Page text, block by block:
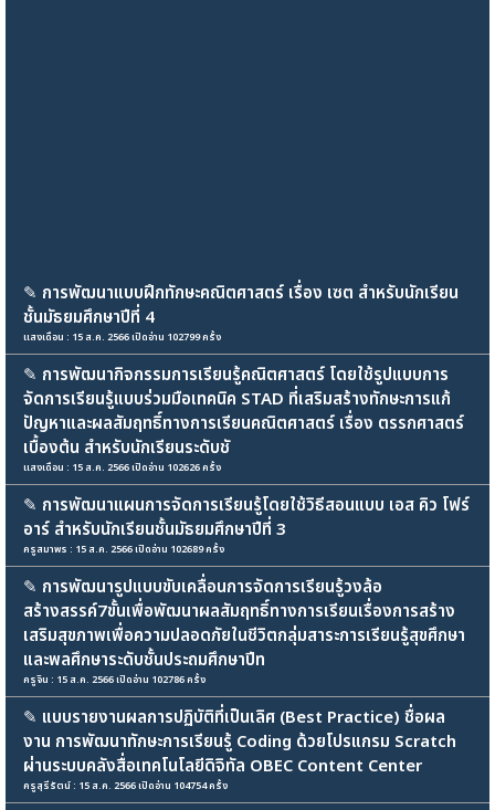
✎ การพัฒนาแบบฝึกทักษะคณิตศาสตร์ เรื่อง เซต สำหรับนักเรียน
ชั้นมัธยมศึกษาปีที่ 4
แสงเดือน : 15 ส.ค. 2566 เปิดอ่าน 102799 ครั้ง
✎ การพัฒนากิจกรรมการเรียนรู้คณิตศาสตร์ โดยใช้รูปแบบการ
จัดการเรียนรู้แบบร่วมมือเทคนิค STAD ที่เสริมสร้างทักษะการแก้
ปัญหาและผลสัมฤทธิ์ทางการเรียนคณิตศาสตร์ เรื่อง ตรรกศาสตร์
เบื้องต้น สำหรับนักเรียนระดับชั
แสงเดือน : 15 ส.ค. 2566 เปิดอ่าน 102626 ครั้ง
✎ การพัฒนาแผนการจัดการเรียนรู้โดยใช้วิธีสอนแบบ เอส คิว โฟร์
อาร์ สำหรับนักเรียนชั้นมัธยมศึกษาปีที่ 3
ครูสมาพร : 15 ส.ค. 2566 เปิดอ่าน 102689 ครั้ง
✎ การพัฒนารูปแบบขับเคลื่อนการจัดการเรียนรู้วงล้อ
สร้างสรรค์7ขั้นเพื่อพัฒนาผลสัมฤทธิ์ทางการเรียนเรื่องการสร้าง
เสริมสุขภาพเพื่อความปลอดภัยในชีวิตกลุ่มสาระการเรียนรู้สุขศึกษา
และพลศึกษาระดับชั้นประถมศึกษาปีท
ครูจิน : 15 ส.ค. 2566 เปิดอ่าน 102786 ครั้ง
✎ แบบรายงานผลการปฏิบัติที่เป็นเลิศ (Best Practice) ชื่อผล
งาน การพัฒนาทักษะการเรียนรู้ Coding ด้วยโปรแกรม Scratch
ผ่านระบบคลังสื่อเทคโนโลยีดิจิทัล OBEC Content Center
ครูสุรีรัตน์ : 15 ส.ค. 2566 เปิดอ่าน 104754 ครั้ง